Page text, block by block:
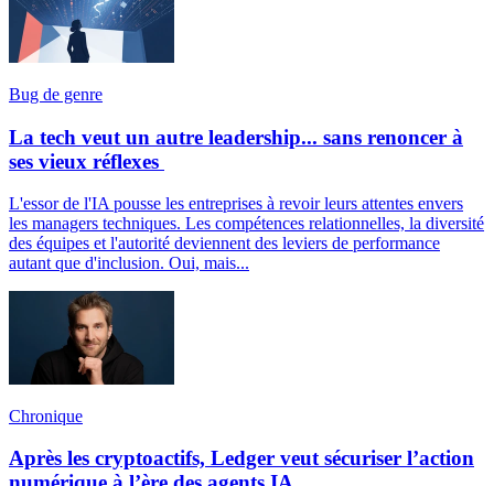
Bug de genre
La tech veut un autre leadership... sans renoncer à
ses vieux réflexes
L'essor de l'IA pousse les entreprises à revoir leurs attentes envers
les managers techniques. Les compétences relationnelles, la diversité
des équipes et l'autorité deviennent des leviers de performance
autant que d'inclusion. Oui, mais...
Chronique
Après les cryptoactifs, Ledger veut sécuriser l’action